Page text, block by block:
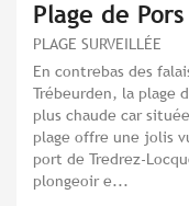
Plage de
PLAGE SURVEILLÉE
En contrebas des
Trébeurden, la plage
plus chaude car
plage offre une jolis
port de Tredrez-
plongeoir e...